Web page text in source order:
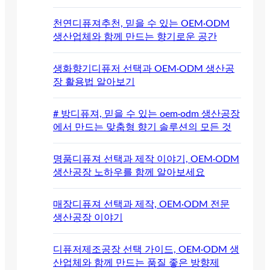
천연디퓨져추천, 믿을 수 있는 OEM·ODM
생산업체와 함께 만드는 향기로운 공간
생화향기디퓨저 선택과 OEM·ODM 생산공
장 활용법 알아보기
# 방디퓨져, 믿을 수 있는 oem·odm 생산공장
에서 만드는 맞춤형 향기 솔루션의 모든 것
명품디퓨져 선택과 제작 이야기, OEM·ODM
생산공장 노하우를 함께 알아보세요
매장디퓨져 선택과 제작, OEM·ODM 전문
생산공장 이야기
디퓨저제조공장 선택 가이드, OEM·ODM 생
산업체와 함께 만드는 품질 좋은 방향제